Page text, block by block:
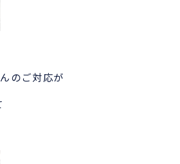
のご対応が